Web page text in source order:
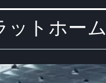
ットホーム